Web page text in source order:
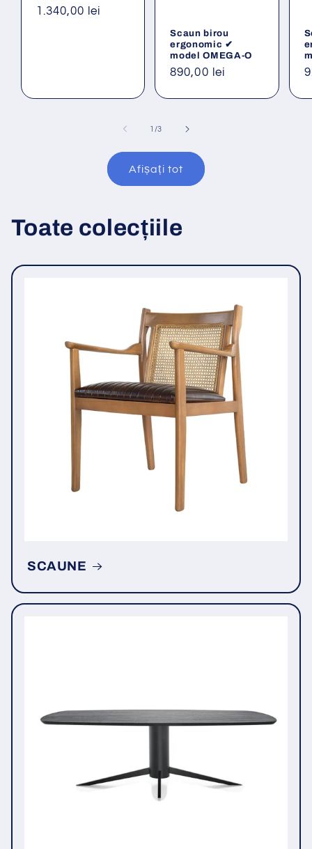
Preț
1.340,00 lei
Scaun birou
ergonomic ✔
model OMEGA-O
Preț
890,00 lei
1 /din
3
Afișați tot
Toate colecțiile
SCAUNE